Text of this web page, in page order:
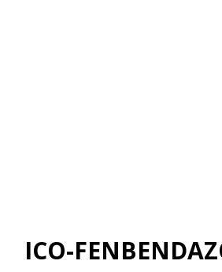
ICO-